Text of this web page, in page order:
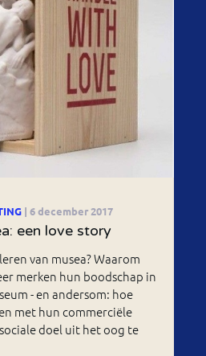
| 6 december 2017
een love story
van musea? Waarom
merken hun boodschap in
- en andersom: hoe
met hun commerciële
doel uit het oog te